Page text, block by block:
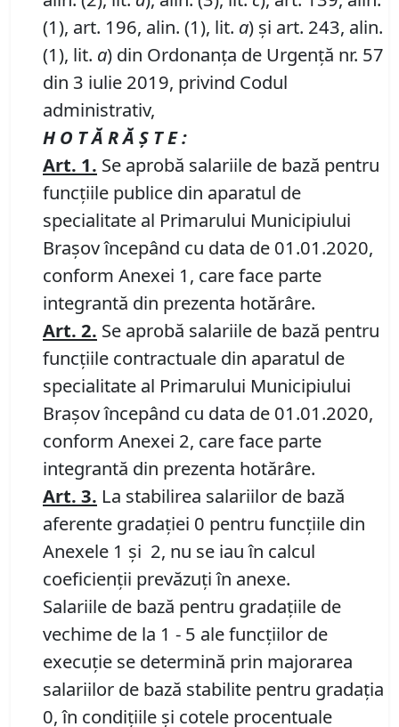
(1), art. 196, alin. (1), lit. a) și art. 243, alin.
(1), lit. a) din Ordonanța de Urgență nr. 57
din 3 iulie 2019, privind Codul
administrativ,
H O T Ă R Ă Ş T E :
Art. 1. Se aprobă salariile de bază pentru
funcţiile publice din aparatul de
specialitate al Primarului Municipiului
Braşov începând cu data de 01.01.2020,
conform Anexei 1, care face parte
integrantă din prezenta hotărâre.
Art. 2. Se aprobă salariile de bază pentru
funcţiile contractuale din aparatul de
specialitate al Primarului Municipiului
Braşov începând cu data de 01.01.2020,
conform Anexei 2, care face parte
integrantă din prezenta hotărâre.
Art. 3. La stabilirea salariilor de bază
aferente gradaţiei 0 pentru funcţiile din
Anexele 1 şi 2, nu se iau în calcul
coeficienţii prevăzuţi în anexe.
Salariile de bază pentru gradaţiile de
vechime de la 1 - 5 ale funcţiilor de
execuţie se determină prin majorarea
salariilor de bază stabilite pentru gradaţia
0, în condiţiile şi cotele procentuale